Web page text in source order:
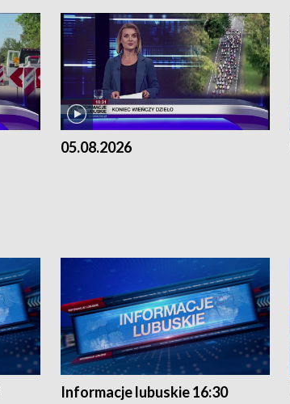
05.08.2026
Informacje lubuskie 16:30